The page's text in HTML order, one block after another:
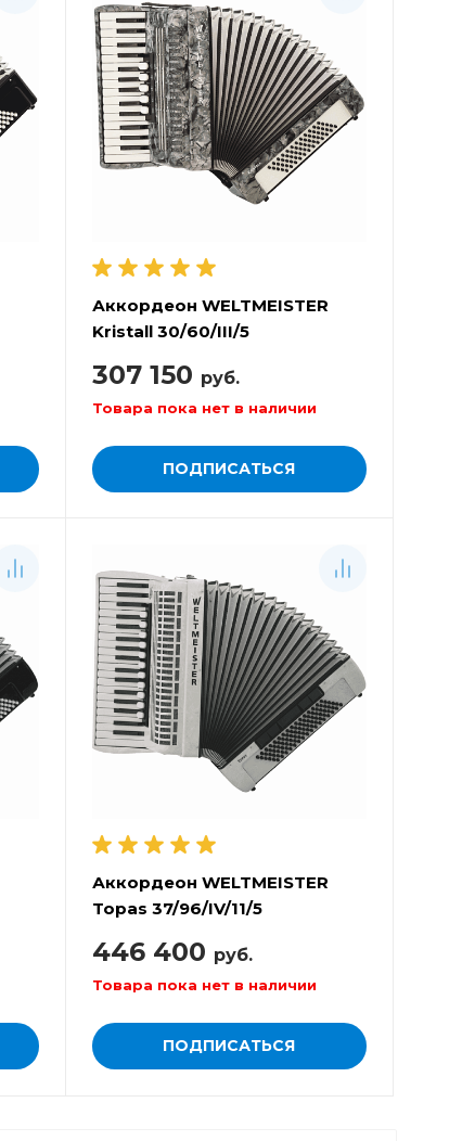
Аккордеон WELTMEISTER
Kristall 30/60/III/5
307 150 руб.
Товара пока нет в наличии
ПОДПИСАТЬСЯ
Аккордеон WELTMEISTER
Topas 37/96/IV/11/5
446 400 руб.
Товара пока нет в наличии
ПОДПИСАТЬСЯ